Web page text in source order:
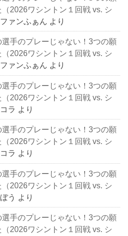
2026ワシントン１回戦 vs. シ
ァンふぁん より
選手のプレーじゃない！3つの願
2026ワシントン１回戦 vs. シ
ァンふぁん より
選手のプレーじゃない！3つの願
2026ワシントン１回戦 vs. シ
ラ より
選手のプレーじゃない！3つの願
2026ワシントン１回戦 vs. シ
ラ より
選手のプレーじゃない！3つの願
2026ワシントン１回戦 vs. シ
う より
選手のプレーじゃない！3つの願
2026ワシントン１回戦 vs. シ